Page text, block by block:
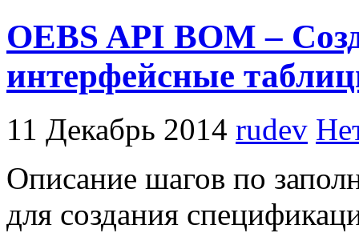
OEBS API BOM –
интерфейсные
11 Декабрь 2014 rudev
Описание шагов по
для создания